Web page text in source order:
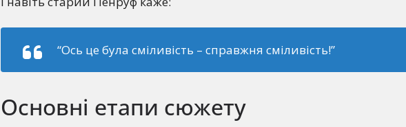
“Ось це була сміливість – справжня сміливість!”
Основні етапи сюжету